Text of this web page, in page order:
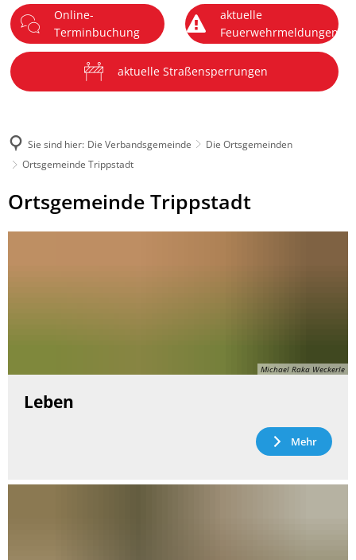
Menü
Online-
Terminbuchung
aktuelle
Feuerwehrmeldungen
aktuelle Straßensperrungen
Sie sind hier: Die Verbandsgemeinde
Die Ortsgemeinden
Ortsgemeinde Trippstadt
Ortsgemeinde
Trippstadt
Ortsgemeinde Trippstadt
Michael Raka Weckerle
Leben
Mehr